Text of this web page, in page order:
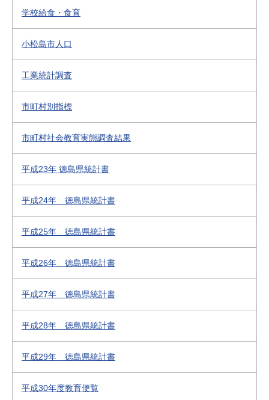
学校給食・食育
小松島市人口
工業統計調査
市町村別指標
市町村社会教育実態調査結果
平成23年 徳島県統計書
平成24年 徳島県統計書
平成25年 徳島県統計書
平成26年 徳島県統計書
平成27年 徳島県統計書
平成28年 徳島県統計書
平成29年 徳島県統計書
平成30年度教育便覧